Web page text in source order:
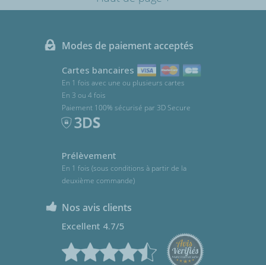
Modes de paiement acceptés
Cartes bancaires
En 1 fois avec une ou plusieurs cartes
En 3 ou 4 fois
Paiement 100% sécurisé par 3D Secure
Prélèvement
En 1 fois (sous conditions à partir de la
deuxième commande)
Nos avis clients
Excellent 4.7/5